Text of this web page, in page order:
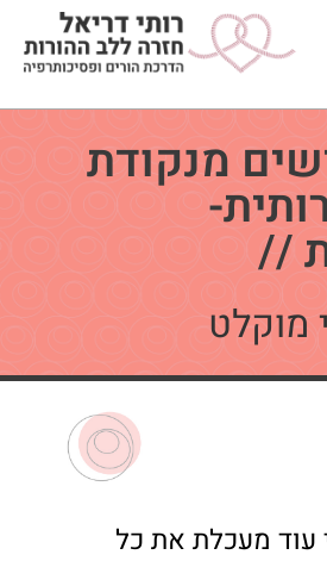
מנקודת
//
מוקלט
עוד מעכלת את כל